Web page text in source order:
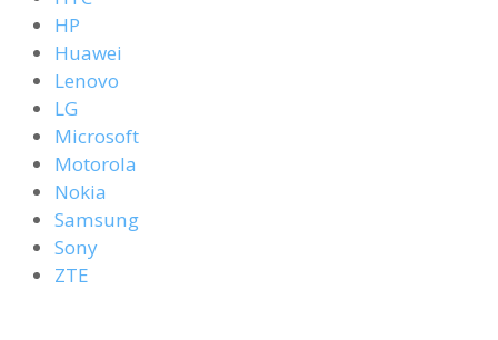
HP
Huawei
Lenovo
LG
Microsoft
Motorola
Nokia
Samsung
Sony
ZTE